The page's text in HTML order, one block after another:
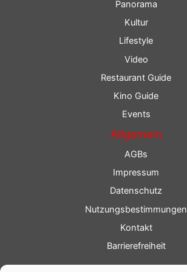
Panorama
Kultur
Lifestyle
Video
Restaurant Guide
Kino Guide
Events
Allgemein
AGBs
Impressum
Datenschutz
Nutzungsbestimmungen
Kontakt
Barrierefreiheit